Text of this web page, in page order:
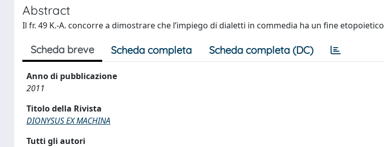
Abstract
Il fr. 49 K.-A. concorre a dimostrare che l’impiego di dialetti in commedia ha un fine etopoietico
Scheda breve Scheda completa Scheda completa (DC)
Anno di pubblicazione
2011
Titolo della Rivista
DIONYSUS EX MACHINA
Tutti gli autori